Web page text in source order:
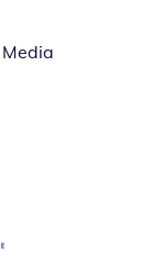
Fenster
neuem Fenster